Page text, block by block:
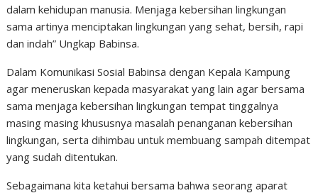
dalam kehidupan manusia. Menjaga kebersihan lingkungan
sama artinya menciptakan lingkungan yang sehat, bersih, rapi
dan indah” Ungkap Babinsa.
Dalam Komunikasi Sosial Babinsa dengan Kepala Kampung
agar meneruskan kepada masyarakat yang lain agar bersama
sama menjaga kebersihan lingkungan tempat tinggalnya
masing masing khususnya masalah penanganan kebersihan
lingkungan, serta dihimbau untuk membuang sampah ditempat
yang sudah ditentukan.
Sebagaimana kita ketahui bersama bahwa seorang aparat